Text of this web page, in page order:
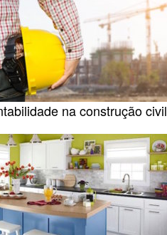
na construção civil